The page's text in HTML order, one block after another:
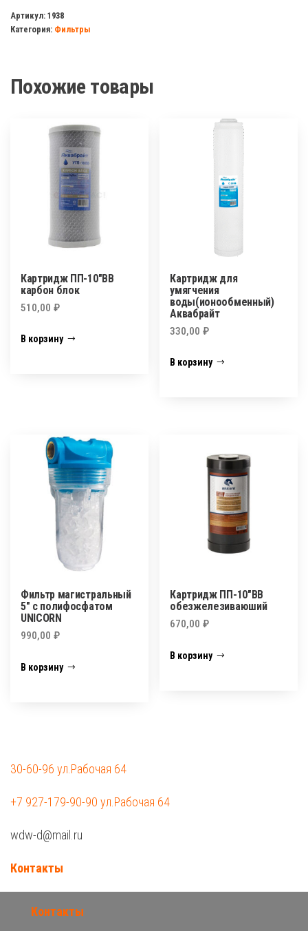
магистральный
5"
короткий
Артикул: 1938
Категория: Фильтры
Похожие товары
Картридж ПП-10″BB
карбон блок
510,00 ₽
В корзину
Картридж для
умягчения
воды(ионообменный)
Аквабрайт
330,00₽
В корзину
Фильтр магистральный
5″ с полифосфатом
UNICORN
990,00 ₽
В корзину
Картридж ПП-10″BB
обезжелезиваюший
670,00₽
В корзину
30-60-96 ул.Рабочая 64
+7 927-179-90-90 ул.Рабочая 64
wdw-d@mail.ru
Контакты
Контакты